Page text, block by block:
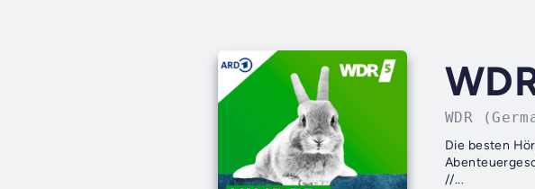
WDR
Die besten
//...